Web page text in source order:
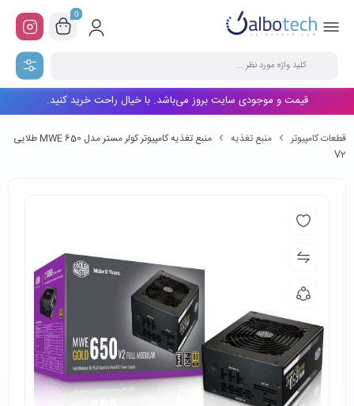
0
قیمت و موجودی سایت بروز می‌باشد. با خیال راحت خرید کنید.
قطعات کامپیوتر منبع تغذیه
منبع تغذیه کامپیوتر کولر مستر مدل MWE 650 طلایی
V2